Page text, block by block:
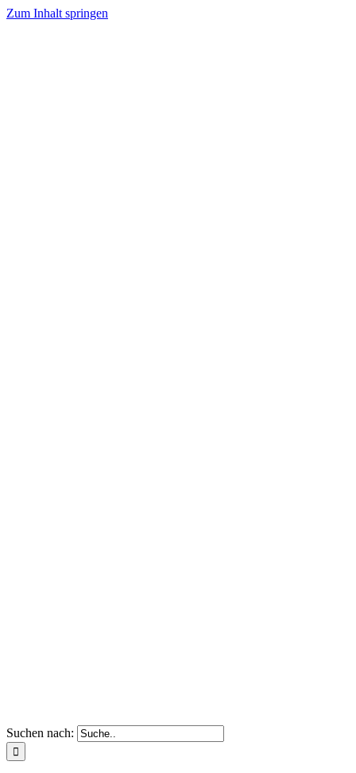
Zum Inhalt springen
Suchen nach: